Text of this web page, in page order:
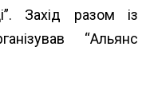
Захід разом із
“Альянс